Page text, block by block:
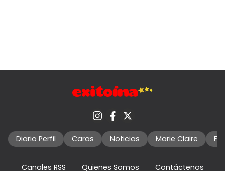
Diario Perfil Caras Noticias Marie Claire
Canales RSS Quienes Somos
Contáctenos